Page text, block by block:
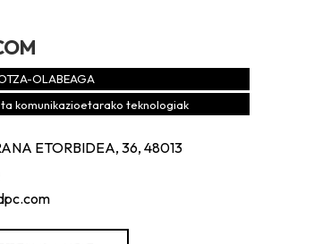
OLABEAGA
komunikazioetarako teknologiak
ETORBIDEA, 36, 48013